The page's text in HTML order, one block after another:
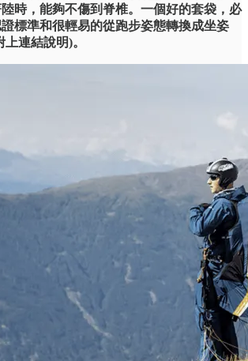
時，能夠不傷到脊椎。一個好的套袋，必
標準和很輕易的從跑步姿態轉換成坐姿
連結說明)。